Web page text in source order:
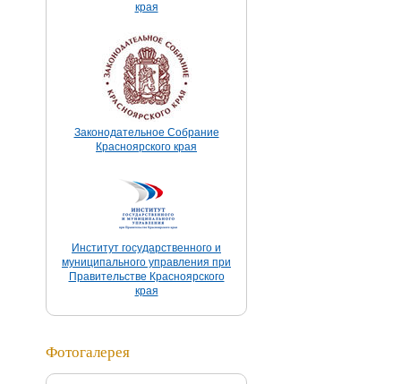
края
Законодательное Собрание
Красноярского края
Институт государственного и
муниципального управления при
Правительстве Красноярского
края
Фотогалерея